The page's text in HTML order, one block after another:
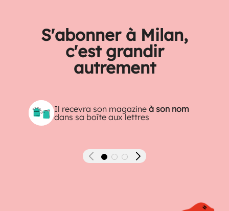
S'abonner à Milan,
c'est grandir
autrement
Il recevra son magazineà son nom
dans sa boîte aux lettres
Précédent Suivant